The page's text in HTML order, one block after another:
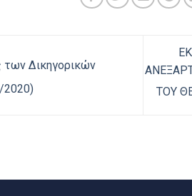
των Δικηγορικών
2020)
ΤΟΥ